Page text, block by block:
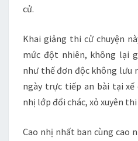
cử.
Khai giảng thi cử chuyện
mức đột nhiên, không lại
như thế đơn độc không lưu
ngày trực tiếp an bài tại xế
nhị lớp đổi chác, xỏ xuyên thi
Cao nhị nhất ban cùng cao